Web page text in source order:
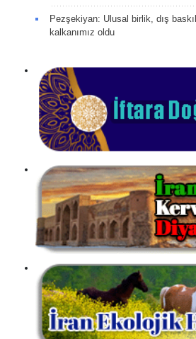
Pezşekiyan: Ulusal birlik, dış
kalkanımız oldu